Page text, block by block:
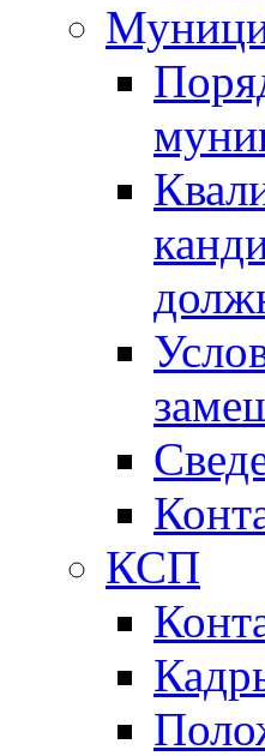
КСП